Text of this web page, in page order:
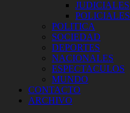
JUDICIALES
POLICIALES
POLITICA
SOCIEDAD
DEPORTES
NACIONALES
ESPECTACULOS
MUNDO
CONTACTO
ARCHIVO